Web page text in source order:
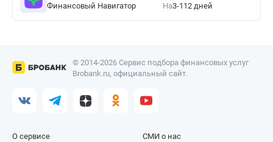
Финансовый Навигатор На3-112 дней
© 2014-2026 Сервис подбора финансовых услуг
Brobank.ru, официальный сайт.
О сервисе СМИ о нас